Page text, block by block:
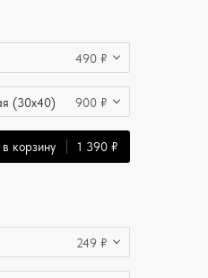
490 ₽
(30x40) 900 ₽
корзину 1 390 ₽
249 ₽